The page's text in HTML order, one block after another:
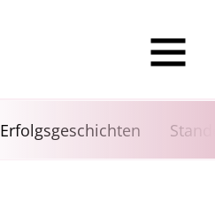
Erfolgsgeschichten